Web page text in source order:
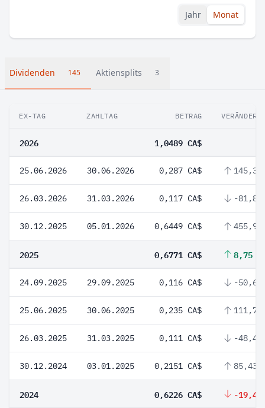
Jahr Monat
Dividenden 145 Aktiensplits 3
EX-TAG ZAHLTAG BETRAG
2026 1,0489 CA$
25.06.2026 30.06.2026 0,287 CA$ 145,3
26.03.2026 31.03.2026 0,117 CA$ -81,86
30.12.2025 05.01.2026 0,6449 CA$ 455,95
2025 0,6771 CA$ 8,75 %
24.09.2025 29.09.2025 0,116 CA$ -50,64
25.06.2025 30.06.2025 0,235 CA$ 111,71
26.03.2025 31.03.2025 0,111 CA$ -48,4
30.12.2024 03.01.2025 0,2151 CA$ 85,43
2024 0,6226 CA$ -19,49